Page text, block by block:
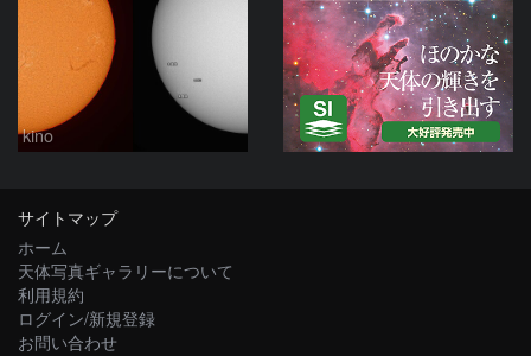
kino
サイトマップ
ホーム
天体写真ギャラリーについて
利用規約
ログイン/新規登録
お問い合わせ